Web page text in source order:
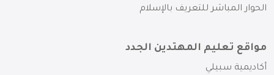
الحوار المباشر للتعريف بالإسلام
مواقع تعليم المهتدين الجدد
أكاديمية سبيلي